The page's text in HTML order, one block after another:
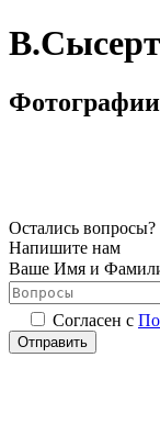
Остались вопросы?
Напишите нам
Ваше Имя и
Согласен с